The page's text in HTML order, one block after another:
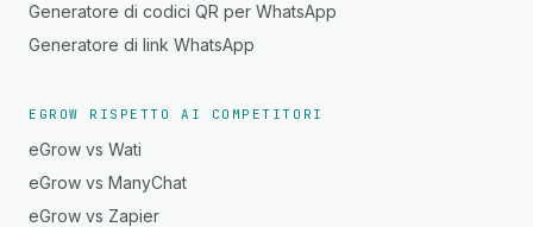
Generatore di codici QR per WhatsApp
Generatore di link WhatsApp
EGROW RISPETTO AI COMPETITORI
eGrow vs Wati
eGrow vs ManyChat
eGrow vs Zapier